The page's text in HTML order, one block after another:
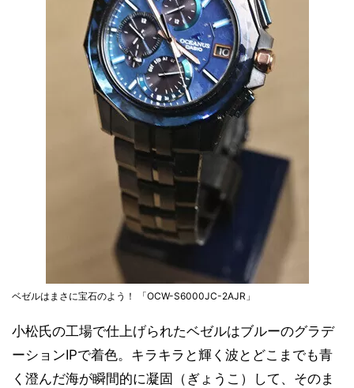
ベゼルはまさに宝石のよう！ 「OCW-S6000JC-2AJR」
小松氏の工場で仕上げられたベゼルはブルーのグラデ
ーションIPで着色。キラキラと輝く波とどこまでも青
く澄んだ海が瞬間的に凝固（ぎょうこ）して、そのま